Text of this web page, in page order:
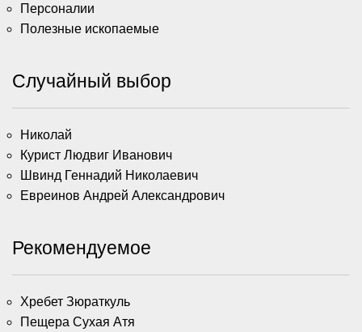
Персоналии
Полезные ископаемые
Случайный выбор
Николай
Курист Людвиг Иванович
Швинд Геннадий Николаевич
Евреинов Андрей Александрович
Рекомендуемое
Хребет Зюраткуль
Пещера Сухая Атя